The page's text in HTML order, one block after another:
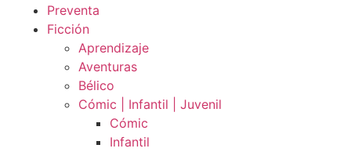
Preventa
Ficción
Aprendizaje
Aventuras
Bélico
Cómic | Infantil | Juvenil
Cómic
Infantil